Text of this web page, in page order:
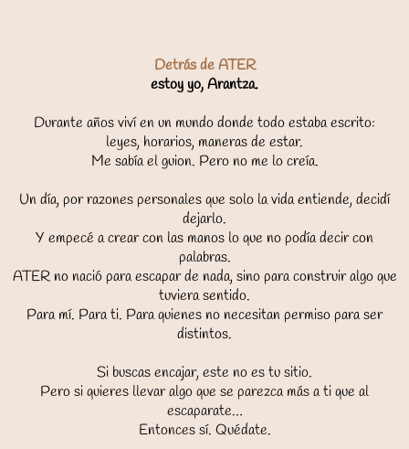
Detrás de ATER
estoy yo, Arantza.
Durante años viví en un mundo donde todo estaba escrito:
leyes, horarios, maneras de estar.
Me sabía el guion. Pero no me lo creía.
Un día, por razones personales que solo la vida entiende, decidí
dejarlo.
Y empecé a crear con las manos lo que no podía decir con
palabras.
ATERno nació para escapar de nada, sino para construir algo que
tuviera sentido.
Para mí. Para ti. Para quienes no necesitan permiso para ser
distintos.
Si buscas encajar, este no es tu sitio.
Pero si quieres llevar algo que se parezca más a ti que al
escaparate…
Entonces sí. Quédate.